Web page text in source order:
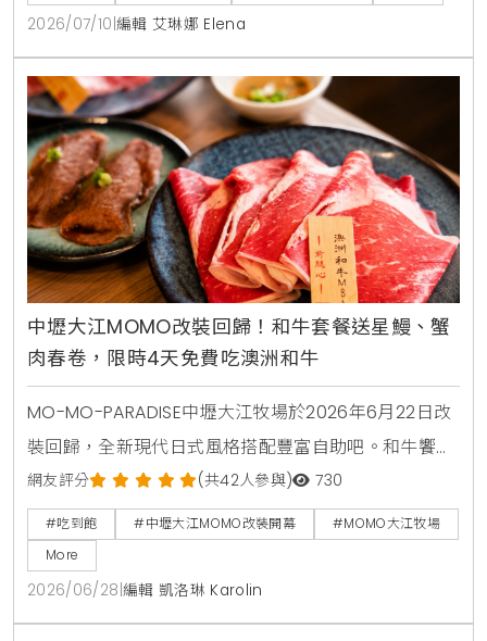
肉等豐富海鮮，是今年夏天日本自由行不容錯過的超高
CP值美食選擇。
2026/07/10 編輯 艾琳娜 Elena
中壢大江MOMO改裝回歸！和牛套餐送星鰻、蟹
肉春卷，限時4天免費吃澳洲和牛
MO-MO-PARADISE中壢大江牧場於2026年6月22日改
裝回歸，全新現代日式風格搭配豐富自助吧。和牛饗宴
套餐同步推出星鰻一本揚與蟹肉奶油春卷兩款全新一品
料理。6月22日至6月25日限時4天，每日前50名現場
排隊入場用餐者，免費送澳洲和牛肉盤一份。
網友評分 (共42人參與) 730
#吃到飽 #中壢大江MOMO改裝開幕
#MOMO大江牧場
More
2026/06/28 編輯 凱洛琳 Karolin